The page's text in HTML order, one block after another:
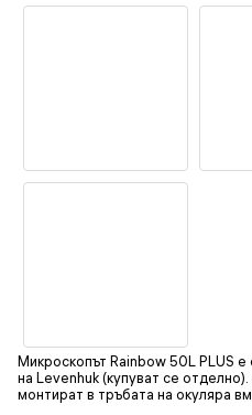
Микроскопът Rainbow 50L PLUS
на Levenhuk (купуват се
монтират в тръбата на окуляра